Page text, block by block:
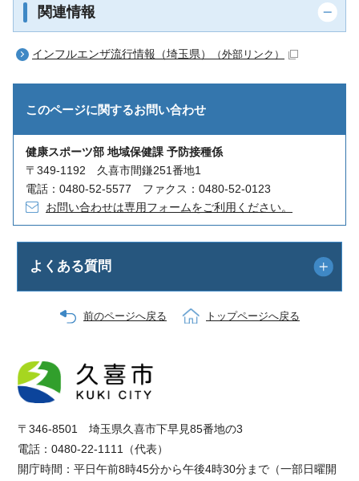
関連情報
インフルエンザ流行情報（埼玉県） （外部リンク）
このページに関するお問い合わせ
健康スポーツ部 地域保健課 予防接種係
〒349-1192 久喜市間鎌251番地1
電話：0480-52-5577 ファクス：0480-52-0123
お問い合わせは専用フォームをご利用ください。
よくある質問
前のページへ戻る トップページへ戻る
〒346-8501 埼玉県久喜市下早見85番地の3
電話：0480-22-1111（代表）
開庁時間：平日午前8時45分から午後4時30分まで（一部日曜開